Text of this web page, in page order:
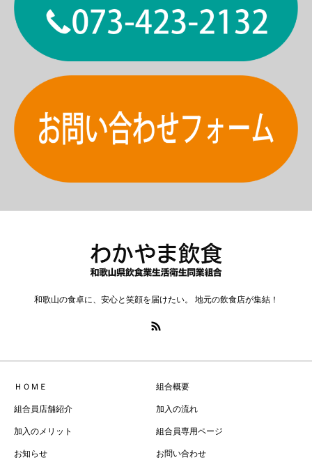
和歌山の食卓に、安心と笑顔を届けたい。 地元の飲食店が集結！
ＨＯＭＥ 組合概要
組合員店舗紹介 加入の流れ
加入のメリット 組合員専用ページ
お知らせ お問い合わせ